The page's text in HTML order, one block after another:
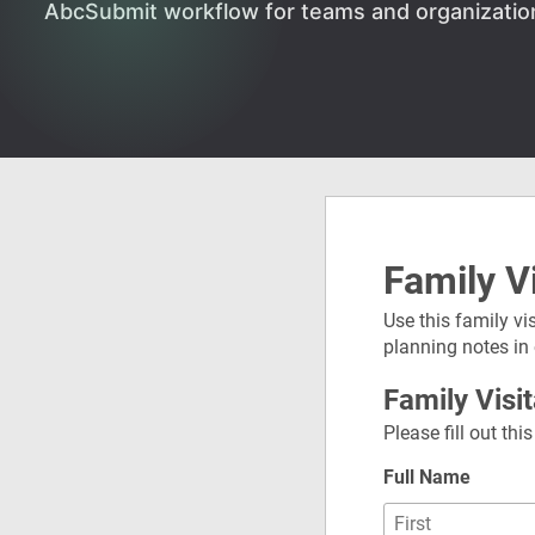
AbcSubmit workflow for teams and